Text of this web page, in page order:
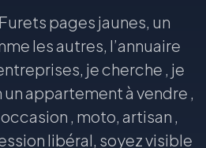
pages jaunes, un
les autres, l’annuaire
je cherche , je
appartement à vendre ,
, moto, artisan ,
libéral, soyez visible